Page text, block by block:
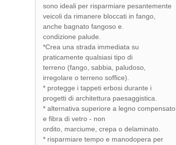
sono ideali per risparmiare pesantemente
veicoli da rimanere bloccati in fango,
anche bagnato fangoso e.
condizione palude.
*Crea una strada immediata su
praticamente qualsiasi tipo di
terreno (fango, sabbia, paludoso,
irregolare o terreno soffice).
* protegge i tappeti erbosi durante i
progetti di architettura paesaggistica.
* alternativa superiore a legno compensato
e fibra di vetro - non
ordito, marciume, crepa o delaminato.
* risparmiare tempo e manodopera per